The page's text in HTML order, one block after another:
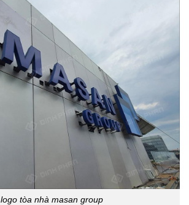
logo tòa nhà masan group